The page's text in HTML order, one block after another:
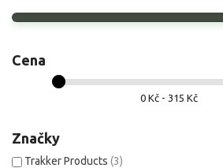
Cena
0 Kč - 315 Kč
Značky
Trakker Products (3)